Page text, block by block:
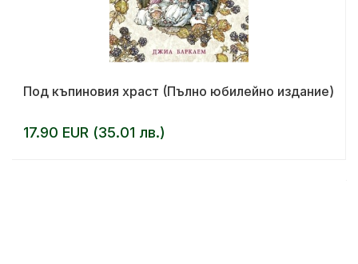
Под къпиновия храст (Пълно юбилейно издание)
17.90 EUR (35.01 лв.)